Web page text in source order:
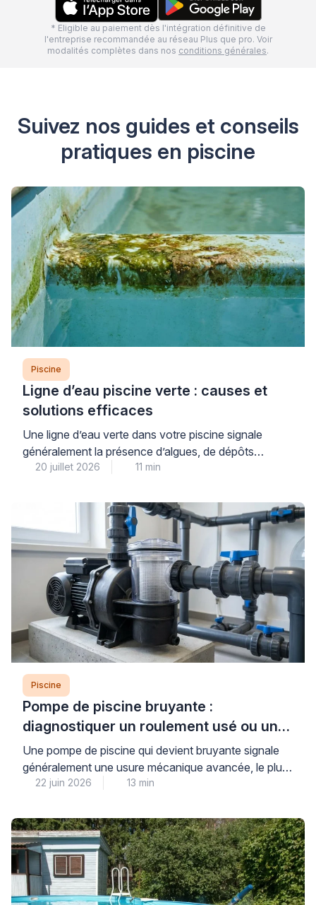
* Eligible au paiement dès l'intégration définitive de
l'entreprise recommandée au réseau Plus que pro. Voir
modalités complètes dans nos conditions générales.
Suivez nos guides et conseils
pratiques en piscine
Piscine
Ligne d’eau piscine verte : causes et
solutions efficaces
Une ligne d’eau verte dans votre piscine signale
généralement la présence d’algues, de dépôts
organiques ou de résidus calcaires qui se fixent à la
problème courant, aussi inesthétique qu’il puisse
paraître, se traite efficacement à condition d’identifier
précisément sa nature et d’adopter une méthode
progressive adaptée […]
20 juillet 2026 11 min
Piscine
Pompe de piscine bruyante :
diagnostiquer un roulement usé ou un
défaut mécanique
Une pompe de piscine qui devient bruyante signale
généralement une usure mécanique avancée, le plus
souvent au niveau des roulements, ou un défaut
l’ensemble du système de filtration. Cette situation,
fréquente après plusieurs saisons d’utilisation,
nécessite un diagnostic rapide pour éviter une
détérioration complète du moteur et préserver la […]
22 juin 2026 13 min